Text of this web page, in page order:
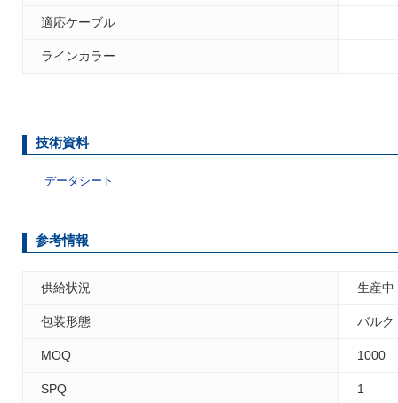
適応ケーブル
ラインカラー
技術資料
データシート
参考情報
供給状況 生産中
包装形態 バルク
MOQ 1000
SPQ 1